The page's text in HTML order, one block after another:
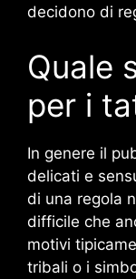
decidono di
Quale
per i
In genere il
delicati e
di una regola
difficile che
motivi
tribali o i